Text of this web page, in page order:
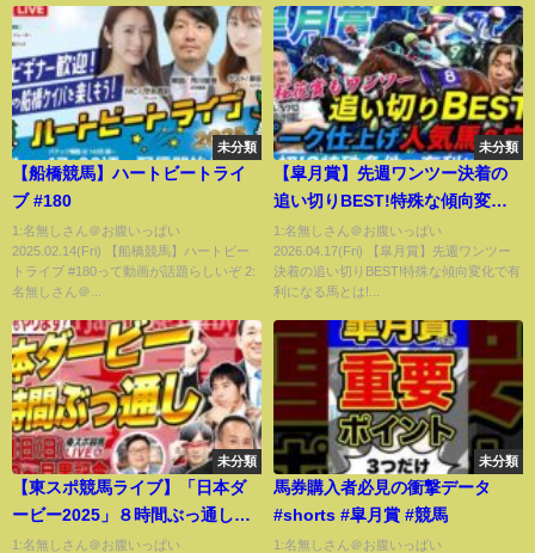
未分類
【船橋競馬】ハートビートライ
ブ #180
1:名無しさん＠お腹いっぱい
2025.02.14(Fri) 【船橋競馬】ハートビー
トライブ #180って動画が話題らしいぞ 2:
名無しさん＠...
未分類
【皐月賞】先週ワンツー決着の
追い切りBEST!特殊な傾向変化
で有利になる馬とは!?
1:名無しさん＠お腹いっぱい
2026.04.17(Fri) 【皐月賞】先週ワンツー
決着の追い切りBEST!特殊な傾向変化で有
利になる馬とは!...
未分類
【東スポ競馬ライブ】「日本ダ
ービー2025」８時間ぶっ通し配
信！田原成貴メインR登場&直前
1:名無しさん＠お腹いっぱい
未分類
馬券購入者必見の衝撃データ
#shorts #皐月賞 #競馬
1:名無しさん＠お腹いっぱい